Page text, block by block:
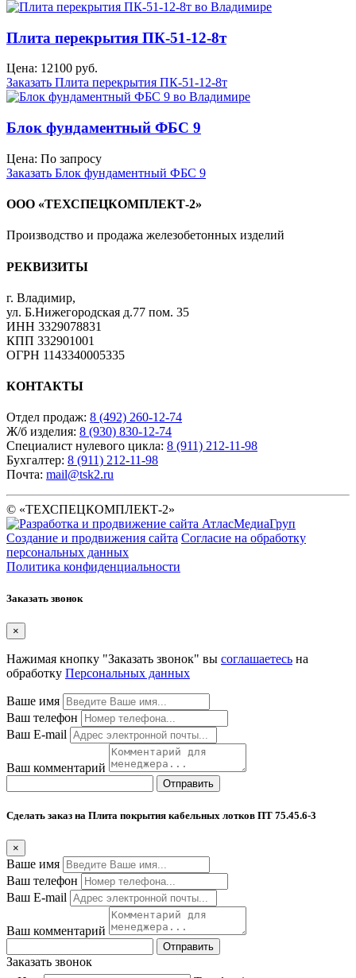
Плита перекрытия ПК-51-12-8т
Цена: 12100 руб.
Заказать Плита перекрытия ПК-51-12-8т
Блок фундаментный ФБС 9
Цена: По запросу
Заказать Блок фундаментный ФБС 9
ООО «ТЕХСПЕЦКОМПЛЕКТ-2»
Производство и продажа железобетонных изделий
РЕКВИЗИТЫ
г. Владимир,
ул. Б.Нижегородская д.77 пом. 35
ИНН 3329078831
КПП 332901001
ОГРН 1143340005335
КОНТАКТЫ
Отдел продаж: 8 (492) 260-12-74
Ж/б изделия: 8 (930) 830-12-74
Специалист нулевого цикла: 8 (911) 212-11-98
Бухгалтер: 8 (911) 212-11-98
Почта: mail@tsk2.ru
© «ТЕХСПЕЦКОМПЛЕКТ-2»
Создание и продвижения сайта Согласие на обработку
персональных данных
Политика конфиденциальности
Заказать звонок
×
Нажимая кнопку "Заказать звонок" вы соглашаетесь на
обработку Персональных данных
Ваше имя
Ваш телефон
Ваш E-mail
Ваш комментарий
Отправить
Сделать заказ на Плита покрытия кабельных лотков ПТ 75.45.6-3
×
Ваше имя
Ваш телефон
Ваш E-mail
Ваш комментарий
Отправить
Заказать звонок